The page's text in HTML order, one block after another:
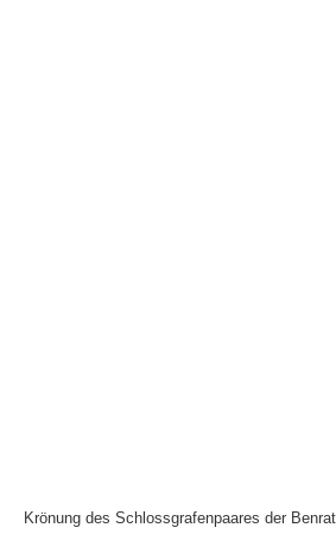
Krönung des Schlossgrafenpaares der